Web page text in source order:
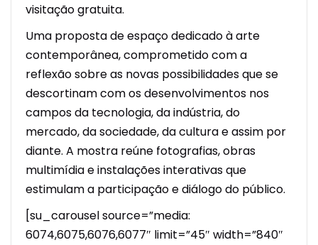
visitação gratuita.
Uma proposta de espaço dedicado à arte
contemporânea, comprometido com a
reflexão sobre as novas possibilidades que se
descortinam com os desenvolvimentos nos
campos da tecnologia, da indústria, do
mercado, da sociedade, da cultura e assim por
diante. A mostra reúne fotografias, obras
multimídia e instalações interativas que
estimulam a participação e diálogo do público.
[su_carousel source=”media:
6074,6075,6076,6077″ limit=”45″ width=”840″